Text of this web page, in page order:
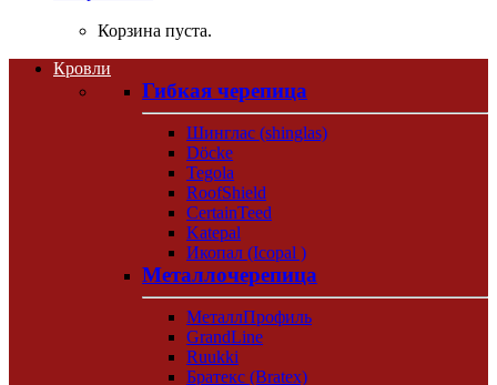
Корзина пуста.
Кровли
Гибкая черепица
Шинглас (shinglas)
Döcke
Tegola
RoofShield
CertainTeed
Katepal
Икопал (Icopal )
Металлочерепица
МеталлПрофиль
GrandLine
Ruukki
Братекс (Bratex)